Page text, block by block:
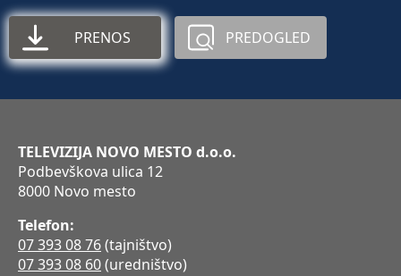
PRENOS PREDOGLED
TELEVIZIJA NOVO MESTO d.o.o.
Podbevškova ulica 12
8000 Novo mesto
Telefon:
07 393 08 76(tajništvo)
07 393 08 60(uredništvo)